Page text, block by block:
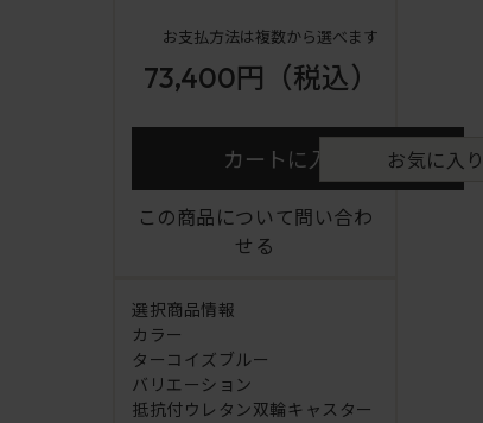
お支払方法は複数から選べます
73,400円 （税込）
カートに入れる お気に入
この商品について問い合わ
せる
選択商品情報
カラー
ターコイズブルー
バリエーション
抵抗付ウレタン双輪キャスター